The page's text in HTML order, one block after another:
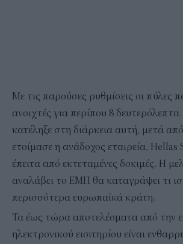
Με τις παρούσες ρυθμίσεις οι πύλες
ανοιχτές για περίπου 8
κατέληξε στη διάρκεια αυτή, μετά
ετοίμασε η ανάδοχος εταιρεία,
έπειτα από εκτεταμένες δοκιμές. Η
αναλάβει το ΕΜΠ θα καταγράψει τι
περισσότερα ευρωπαϊκά κράτη.
Τα έως τώρα αποτελέσματα από την
ηλεκτρονικού εισιτηρίου είναι